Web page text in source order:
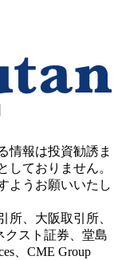
情報は投資勧誘ま
しておりません。
ようお願いいたし
所、大阪取引所、
クスト証券、堂島
、CME Group